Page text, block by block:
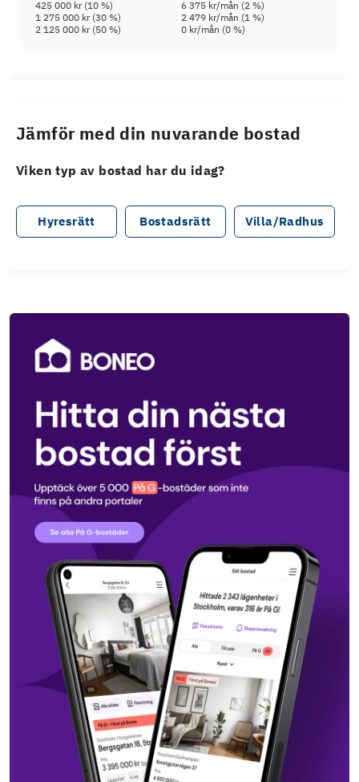
425 000 kr(10 %) 6 375 kr/mån (2 %)
1 275 000 kr(30 %) 2 479 kr/mån (1 %)
2 125 000 kr(50 %) 0 kr/mån (0 %)
Jämför med din nuvarande bostad
Viken typ av bostad har du idag?
Hyresrätt Bostadsrätt Villa/Radhus